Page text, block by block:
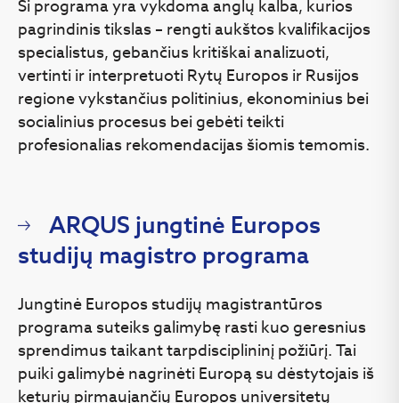
pagal individualius interesus.
PROGRAMOS STRUKTŪRA
Studijų srities supratimas nulemia tarpdisciplininę
programos architektūrą: ją sudaro privalomieji dalykai,
skirti šiuolaikinei politikos, komunikacijos bei galios
atitinkanti mokymo planą, atitinkantį jo interesus.
Studijų metu gilinamasi į komunikaciją tarp trijų subjektų:
institucijų. Siekiant geriau suprasti jų galios santykius
studentai nagrinės, kaip senosios ir naujosios medijos –
nuo telegrafo iki kino ir interneto – kuria politines
reikšmes, veikia visuomenės struktūrą ir suteikia įrankių
artikuliuoti dominuojančias ir alternatyvias galios
sampratas.
Dr. Nerijus Maliukevičius
maliukevicius@yahoo.com
auguste.dementaviciene@tspmi.vu.lt
Jūratė Kavaliauskaitė
jurate.kavaliauskaite@tspmi.vu.lt
Ši programa yra vykdoma anglų kalba, kurios
pagrindinis tikslas – rengti aukštos kvalifikacijos
specialistus, gebančius kritiškai analizuoti,
vertinti ir interpretuoti Rytų Europos ir Rusijos
regione vykstančius politinius, ekonominius bei
socialinius procesus bei gebėti teikti
profesionalias rekomendacijas šiomis temomis.
ARQUS jungtinė Europos
studijų magistro programa
Jungtinė Europos studijų magistrantūros
programa suteiks galimybę rasti kuo geresnius
sprendimus taikant tarpdisciplininį požiūrį. Tai
puiki galimybė nagrinėti Europą su dėstytojais iš
keturių pirmaujančių Europos universitetų